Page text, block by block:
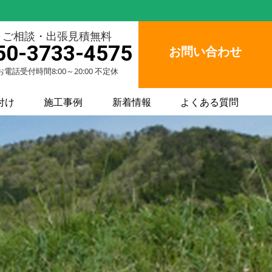
ご相談・出張見積無料
3733-4575
電話受付時間8:00～20:00 不定休
お問い合わせ
け 施工事例 新着情報 よくある質問